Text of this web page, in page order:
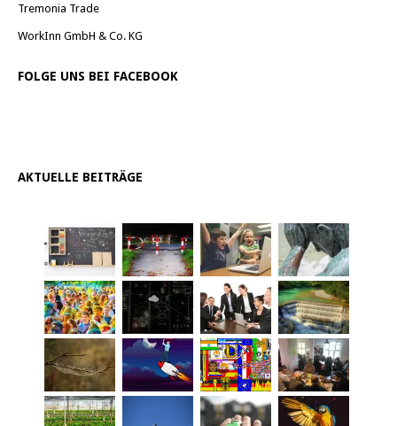
Tremonia Trade
WorkInn GmbH & Co. KG
FOLGE UNS BEI FACEBOOK
AKTUELLE BEITRÄGE